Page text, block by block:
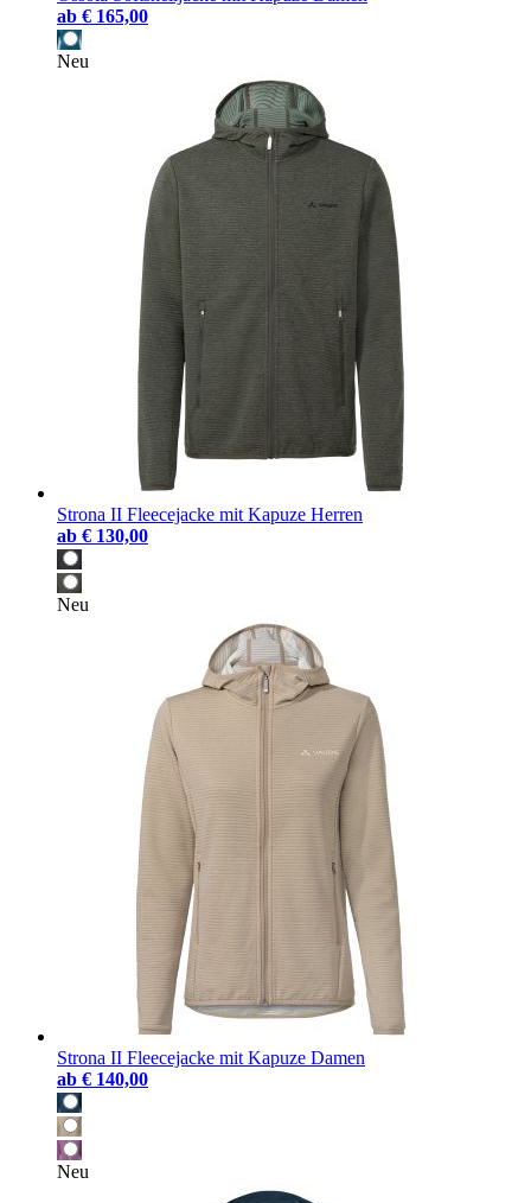
ab € 165,00
Neu
Strona II Fleecejacke mit Kapuze Herren
ab € 130,00
Neu
Strona II Fleecejacke mit Kapuze Damen
ab € 140,00
Neu